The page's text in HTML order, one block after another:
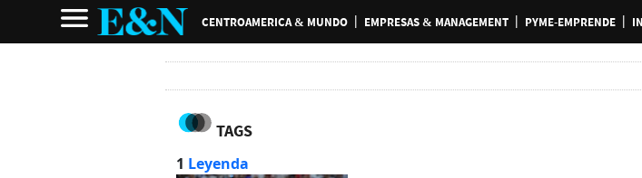
CENTROAMERICA & MUNDO EMPRESAS & MANAGEMENT PYME-EMPRENDE
TAGS
1 Leyenda